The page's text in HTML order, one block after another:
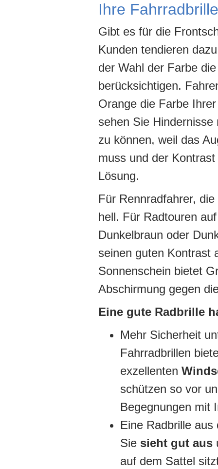
Ihre
Gibt es für die
Kunden tendieren
der Wahl der Farbe
berücksichtigen.
Orange die Farbe
sehen Sie
zu können, weil das
muss und der
Lösung.
Für Rennradfahrer,
hell. Für Radtouren
Dunkelbraun oder
seinen guten Kontrast
Sonnenschein bietet
Abschirmung gegen
Eine gute Radbrille
Mehr Sicherheit
Fahrradbrillen
exzellenten
schützen so vor
Begegnungen mit
Eine Radbrille
Sie sieht gut aus
auf dem Sattel